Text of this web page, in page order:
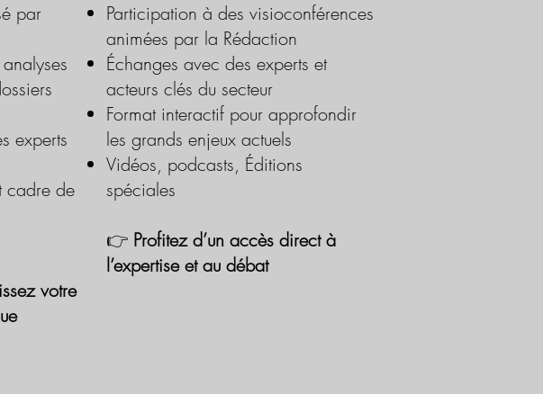
par
experts
cadre de
votre
Participation à des visioconférences
animées par la Rédaction
Échanges avec des experts et
acteurs clés du secteur
Format interactif pour approfondir
les grands enjeux actuels
Vidéos, podcasts, Éditions
spéciales
👉 Profitez d’un accès direct à
l’expertise et au débat